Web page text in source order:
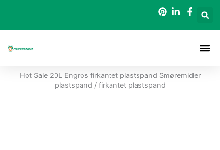
indholdet
Hot Sale 20L Engros firkantet plastspand Smøremidler
plastspand / firkantet plastspand